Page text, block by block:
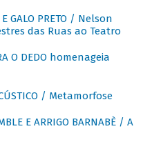
GALO PRETO / Nelson
das Ruas ao Teatro
O DEDO homenageia
/ Metamorfose
E ARRIGO BARNABÈ / A